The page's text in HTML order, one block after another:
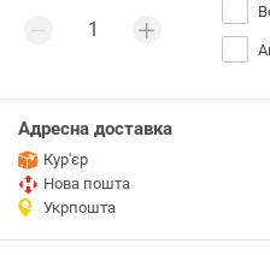
Адресна доставка
Кур'єр
Нова пошта
Укрпошта